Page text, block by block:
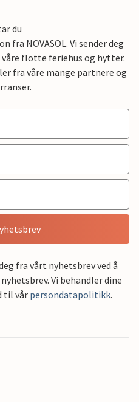
du
fra NOVASOL. Vi sender deg
flotte feriehus og hytter.
fra våre mange partnere og
fra vårt nyhetsbrev ved å
Vi behandler dine
til vår persondatapolitikk.